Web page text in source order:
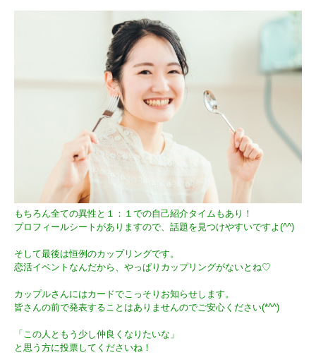
もちろん全ての異性と１：１での自己紹介タイムもあり！
プロフィールシートがありますので、話題を見つけやすいですよ(^^)
そして最後は恒例のカップリングです。
恋活イベントなんだから、やっぱりカップリングがないとね♡
カップルさんにはカードでこっそりお知らせします。
皆さんの前で発表することはありませんのでご安心ください(*^^)
「この人ともう少し仲良くなりたいな」
と思う方に投票してくださいね！